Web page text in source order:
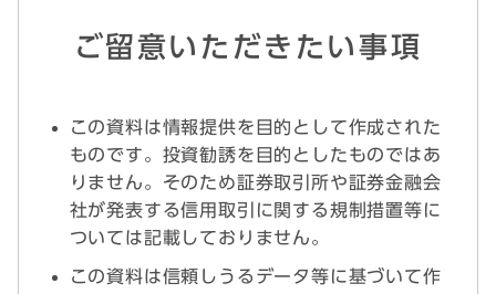
ご留意いただきたい事項
この資料は情報提供を目的として作成された
ものです。投資勧誘を目的としたものではあ
りません。そのため証券取引所や証券金融会
社が発表する信用取引に関する規制措置等に
ついては記載しておりません。
この資料は信頼しうるデータ等に基づいて作